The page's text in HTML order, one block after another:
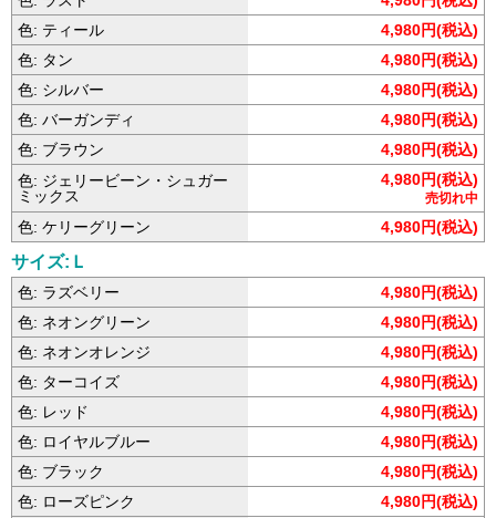
色: ティール
4,980円(税込)
色: タン
4,980円(税込)
色: シルバー
4,980円(税込)
色: バーガンディ
4,980円(税込)
色: ブラウン
4,980円(税込)
色: ジェリービーン・シュガー
ミックス
4,980円(税込)
売切れ中
色: ケリーグリーン 4,980円(税込)
サイズ:Ｌ
色: ラズベリー
4,980円(税込)
色: ネオングリーン
4,980円(税込)
色: ネオンオレンジ
4,980円(税込)
色: ターコイズ
4,980円(税込)
色: レッド
4,980円(税込)
色: ロイヤルブルー
4,980円(税込)
色: ブラック
4,980円(税込)
色: ローズピンク
4,980円(税込)